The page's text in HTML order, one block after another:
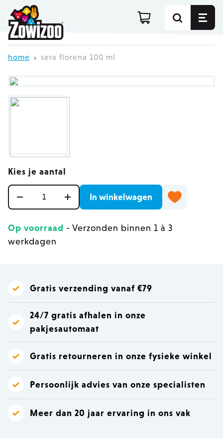
Ga direct door naar de inhoud
home sera florena 100 ml
Kies je aantal
In winkelwagen
Op voorraad - Verzonden binnen 1 à 3
werkdagen
Gratis verzending vanaf €79
24/7 gratis afhalen in onze
pakjesautomaat
Gratis retourneren in onze fysieke winkel
Persoonlijk advies van onze specialisten
Meer dan 20 jaar ervaring in ons vak